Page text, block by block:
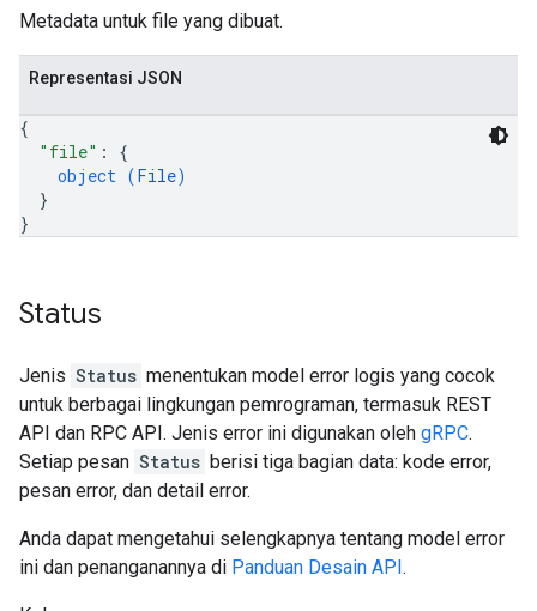
Metadata untuk file yang dibuat.
Representasi JSON
{
"file" : {
object (File)
}
}
Status
Jenis Status menentukan model error logis yang cocok
untuk berbagai lingkungan pemrograman, termasuk REST
API dan RPC API. Jenis error ini digunakan oleh gRPC.
Setiap pesan Status berisi tiga bagian data: kode error,
pesan error, dan detail error.
Anda dapat mengetahui selengkapnya tentang model error
ini dan penanganannya di Panduan Desain API.